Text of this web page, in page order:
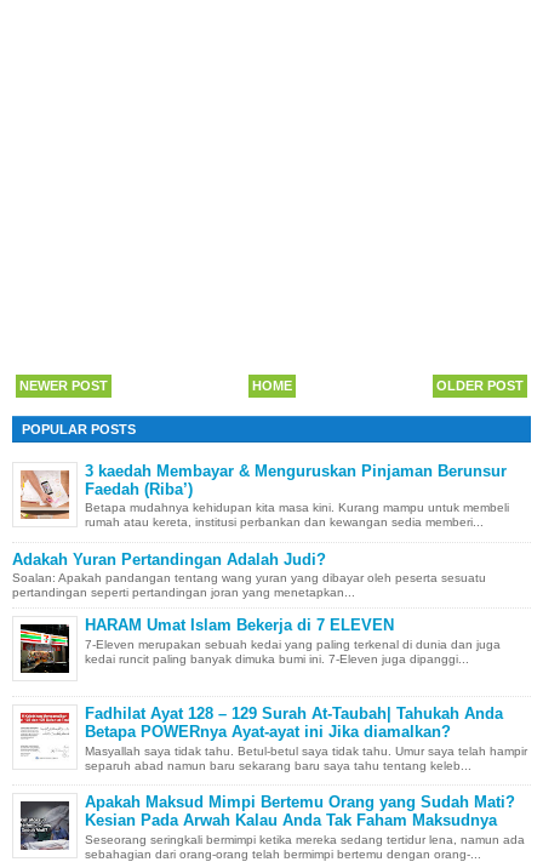
NEWER POST OLDER POST
HOME
POPULAR POSTS
3 kaedah Membayar & Menguruskan Pinjaman Berunsur
Faedah (Riba’)
Betapa mudahnya kehidupan kita masa kini. Kurang mampu untuk membeli
rumah atau kereta, institusi perbankan dan kewangan sedia memberi...
Adakah Yuran Pertandingan Adalah Judi?
Soalan: Apakah pandangan tentang wang yuran yang dibayar oleh peserta sesuatu
pertandingan seperti pertandingan joran yang menetapkan...
HARAM Umat Islam Bekerja di 7 ELEVEN
7-Eleven merupakan sebuah kedai yang paling terkenal di dunia dan juga
kedai runcit paling banyak dimuka bumi ini. 7-Eleven juga dipanggi...
Fadhilat Ayat 128 – 129 Surah At-Taubah| Tahukah Anda
Betapa POWERnya Ayat-ayat ini Jika diamalkan?
Masyallah saya tidak tahu. Betul-betul saya tidak tahu. Umur saya telah hampir
separuh abad namun baru sekarang baru saya tahu tentang keleb...
Apakah Maksud Mimpi Bertemu Orang yang Sudah Mati?
Kesian Pada Arwah Kalau Anda Tak Faham Maksudnya
Seseorang seringkali bermimpi ketika mereka sedang tertidur lena, namun ada
sebahagian dari orang-orang telah bermimpi bertemu dengan orang-...